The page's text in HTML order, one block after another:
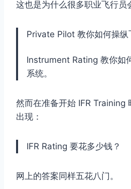
这也是为什么很多职业飞行员
Private Pilot 教你如何操纵
Instrument Rating 教你如
系统。
然而在准备开始 IFR Training
出现：
IFR Rating 要花多少钱？
网上的答案同样五花八门。